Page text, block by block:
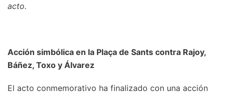
acto.
Acción simbólica en la Plaça de Sants contra Rajoy,
Báñez, Toxo y Álvarez
El acto conmemorativo ha finalizado con una acción